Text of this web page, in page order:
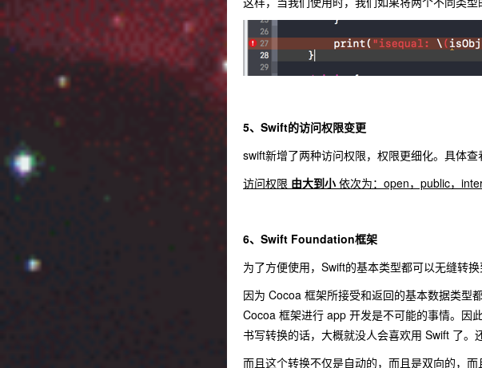
5、Swift的访问权限变更
swift新增了两种访问权限，权限更细化。具体查
访问权限 由大到小依次为：open，public，
6、Swift Foundation框架
为了方便使用，Swift的基本类型都可以无缝转
因为 Cocoa 框架所接受和返回的基本数据类型
Cocoa 框架进行 app 开发是不可能的事情。因
书写转换的话，大概就没人会喜欢用 Swift 了。
而且这个转换不仅是自动的，而且是双向的，